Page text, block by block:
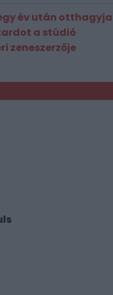
év után otthagyja
a stúdió
zeneszerzője